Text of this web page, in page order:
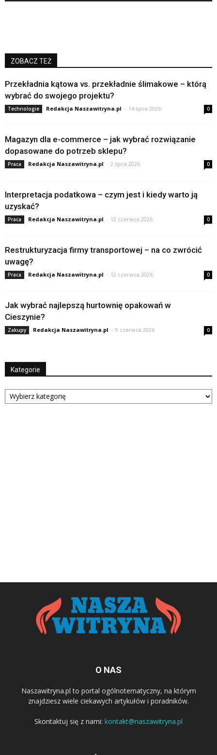
ZOBACZ TEŻ
Przekładnia kątowa vs. przekładnie ślimakowe – którą
wybrać do swojego projektu?
Technologie Redakcja Naszawitryna.pl - 14 lipca 2026 0
Magazyn dla e-commerce – jak wybrać rozwiązanie
dopasowane do potrzeb sklepu?
Praca Redakcja Naszawitryna.pl - 2 lipca 2026 0
Interpretacja podatkowa – czym jest i kiedy warto ją
uzyskać?
Praca Redakcja Naszawitryna.pl - 12 czerwca 2026 0
Restrukturyzacja firmy transportowej – na co zwrócić
uwagę?
Praca Redakcja Naszawitryna.pl - 12 czerwca 2026 0
Jak wybrać najlepszą hurtownię opakowań w
Cieszynie?
Zakupy Redakcja Naszawitryna.pl - 9 czerwca 2026 0
Kategorie
Kategorie
O NAS
Naszawitryna.pl to portal ogólnotematyczny, na którym
znajdziesz wiele ciekawych artykułów i poradników.
Skontaktuj się z nami: kontakt@naszawitryna.pl